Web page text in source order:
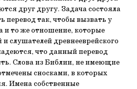
друг другу. Задача состояла
перевод так, чтобы вызвать у
и то же отношение, которые
и слушателей древнееврейского
что данный перевод
Слова из Библии, не имеющие
сносками, в которых
Имена собственные